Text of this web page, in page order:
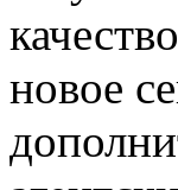
новое